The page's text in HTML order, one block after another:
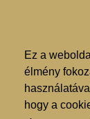
Ez a
élmény
hogy a